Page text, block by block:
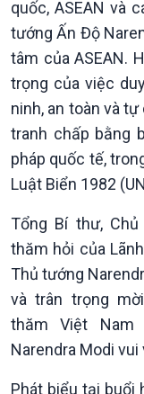
quốc, ASEAN và
tướng Ấn Độ
tâm của ASEAN.
trọng của việc
ninh, an toàn và
tranh chấp bằng
pháp quốc tế,
Luật Biển 1982
Tổng Bí thư,
thăm hỏi của
Thủ tướng
và trân trọng
thăm Việt
Narendra Modi vui
Phát biểu tại buổi